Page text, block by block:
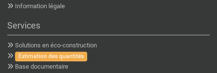
Information légale
Services
Solutions en éco-construction
Estimation des quantités
Base documentaire